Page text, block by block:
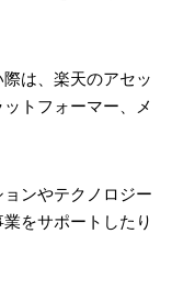
は、楽天のアセッ
トフォーマー、メ
ンやテクノロジー
をサポートしたり